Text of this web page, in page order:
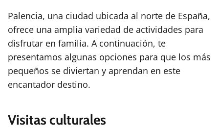
Palencia, una ciudad ubicada al norte de España,
ofrece una amplia variedad de actividades para
disfrutar en familia. A continuación, te
presentamos algunas opciones para que los más
pequeños se diviertan y aprendan en este
encantador destino.
Visitas culturales